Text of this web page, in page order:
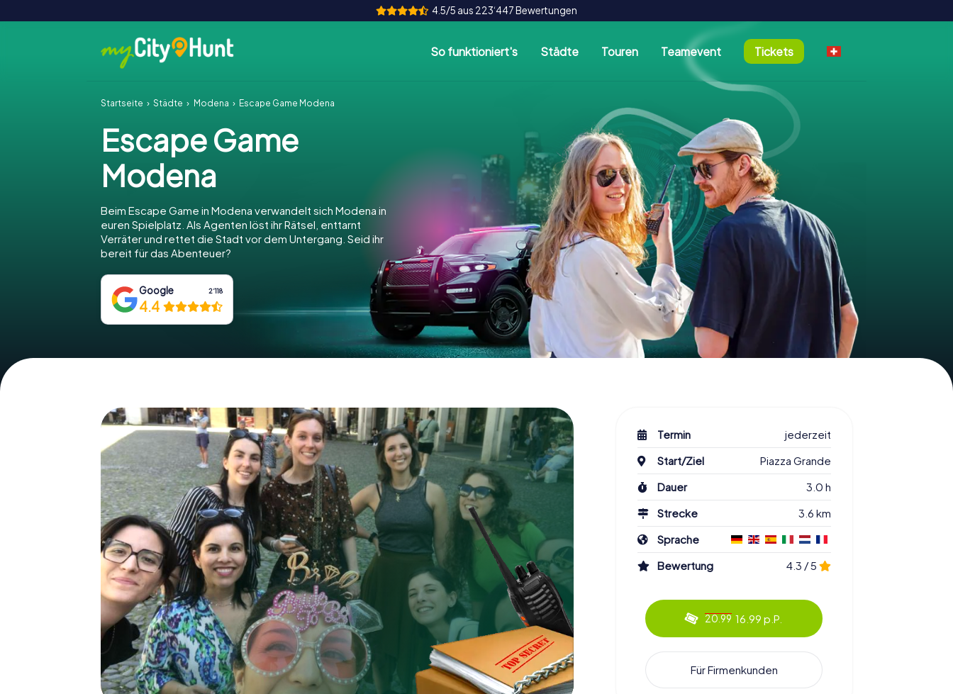
4.5/5 aus 223‘447 Bewertungen
So funktioniert's Städte Touren Teamevent Tickets
Startseite Städte Modena Escape Game Modena
Escape Game
Modena
Beim Escape Game in Modena verwandelt sich Modena in
euren Spielplatz. Als Agenten löst ihr Rätsel, enttarnt
Verräter und rettet die Stadt vor dem Untergang. Seid ihr
bereit für das Abenteuer?
Google 2‘118
4.4
Termin
jederzeit
Start/Ziel
Piazza Grande
Dauer
3.0 h
Strecke
3.6 km
Sprache
Bewertung
4.3 / 5
20.99 16.99 p.P.
Für Firmenkunden